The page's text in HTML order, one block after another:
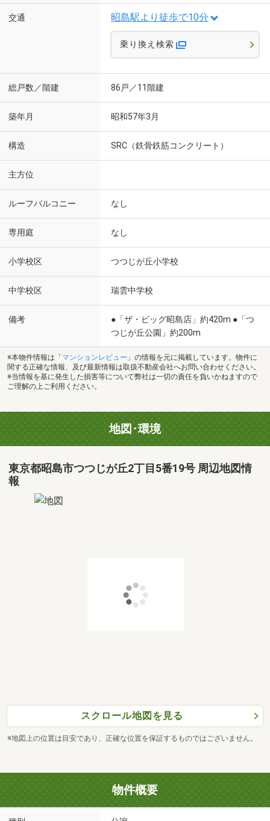
交通 昭島駅より徒歩で10分
乗り換え検索
総戸数／階建 86戸／11階建
築年月 昭和57年3月
構造 SRC（鉄骨鉄筋コンクリート）
主方位
ルーフバルコニー なし
専用庭 なし
小学校区 つつじが丘小学校
中学校区 瑞雲中学校
備考
●「ザ・ビッグ昭島店」約420m ●「つ
つじが丘公園」約200m
※本物件情報は「 マンションレビュー 」の情報を元に掲載しています。物件に
関する正確な情報、及び最新情報は取扱不動産会社へお問い合わせください。
※当情報を基に発生した損害等について弊社は一切の責任を負いかねますので
ご理解の上ご利用ください。
地図･環境
東京都昭島市つつじが丘2丁目5番19号 周辺地図情
報
スクロール地図を見る
※地図上の位置は目安であり、正確な位置を保証するものではございません。
物件概要